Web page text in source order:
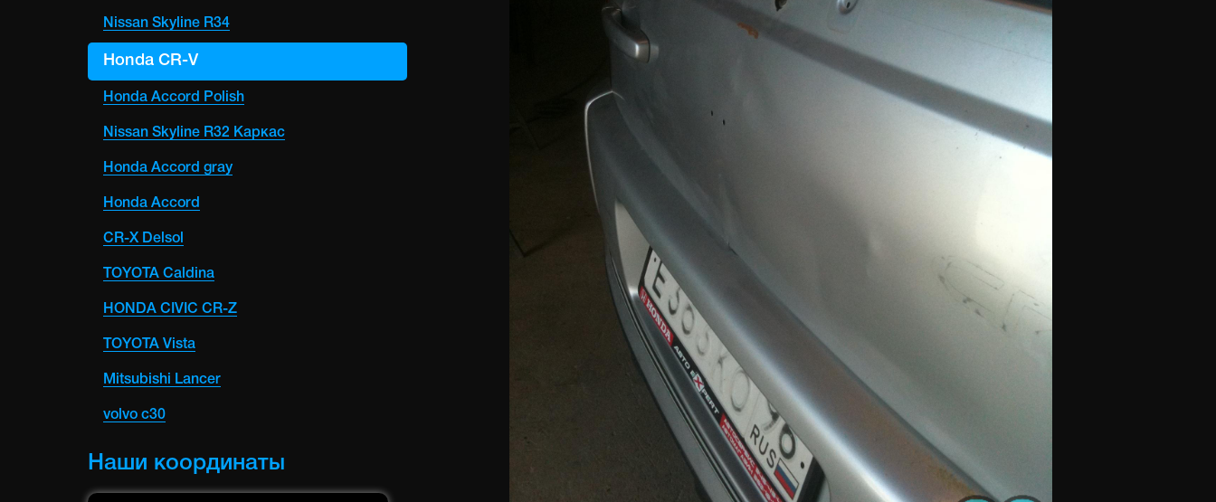
Nissan Skyline R34
Honda CR-V
Honda Accord Polish
Nissan Skyline R32 Каркас
Honda Accord gray
Honda Accord
CR-X Delsol
TOYOTA Caldina
HONDA CIVIC CR-Z
TOYOTA Vista
Mitsubishi Lancer
volvo c30
Наши координаты